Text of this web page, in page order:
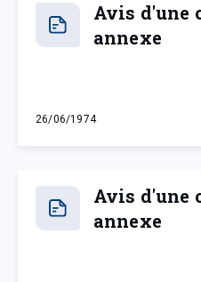
Avis d'une
annexe
26/06/1974
mercredi 26 juin 1974
Avis d'une
annexe